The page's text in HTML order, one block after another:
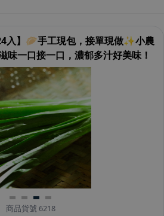
入】🥟手工現包，接單現做✨小農
味一口接一口，濃郁多汁好美味！
商品貨號 6218